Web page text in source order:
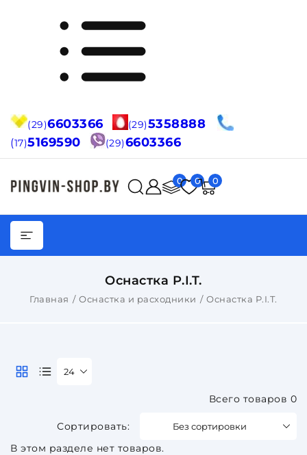
(29)6603366 (29)5358888
(17)5169590 (29)6603366
0 0 0
Оснастка P.I.T.
Главная Оснастка и расходники Оснастка P.I.T.
Без сортировки
Всего товаров 0
24
В этом разделе нет товаров.